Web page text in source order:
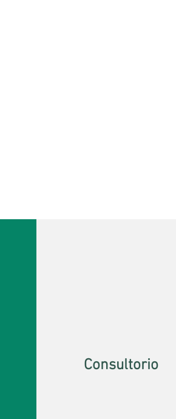
Consultorio